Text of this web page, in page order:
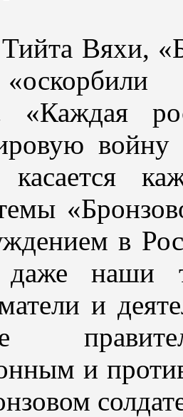
Вяхи,
«Каждая
войну
в
даже наши
и
и